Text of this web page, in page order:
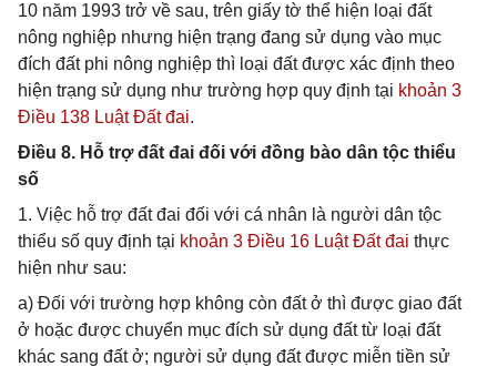
10 năm 1993 trở về sau, trên giấy tờ thể hiện loại đất
nông nghiệp nhưng hiện trạng đang sử dụng vào mục
đích đất phi nông nghiệp thì loại đất được xác định theo
hiện trạng sử dụng như trường hợp quy định tại khoản 3
Điều 138 Luật Đất đai.
Điều 8. Hỗ trợ đất đai đối với đồng bào dân tộc thiểu
số
1. Việc hỗ trợ đất đai đối với cá nhân là người dân tộc
thiểu số quy định tại khoản 3 Điều 16 Luật Đất đai thực
hiện như sau:
a) Đối với trường hợp không còn đất ở thì được giao đất
ở hoặc được chuyển mục đích sử dụng đất từ loại đất
khác sang đất ở; người sử dụng đất được miễn tiền sử